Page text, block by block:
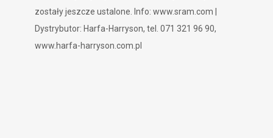
zostały jeszcze ustalone. Info: www.sram.com |
Dystrybutor: Harfa-Harryson, tel. 071 321 96 90,
www.harfa-harryson.com.pl